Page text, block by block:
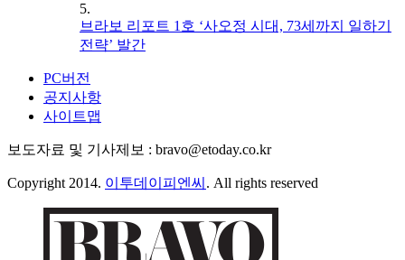
5.
브라보 리포트 1호 ‘사오정 시대, 73세까지 일하기
전략’ 발간
PC버전
공지사항
사이트맵
보도자료 및 기사제보 : bravo@etoday.co.kr
Copyright 2014. 이투데이피엔씨 . All rights reserved